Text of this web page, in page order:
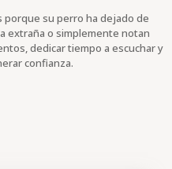
su perro ha dejado de
extraña o simplemente notan
dedicar tiempo a escuchar y
confianza.